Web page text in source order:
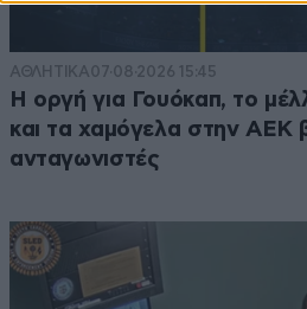
ΑΘΛΗΤΙΚΑ07·08·2026 15:45
Η οργή για Γουόκαπ, το
και τα χαμόγελα στην ΑΕΚ
ανταγωνιστές